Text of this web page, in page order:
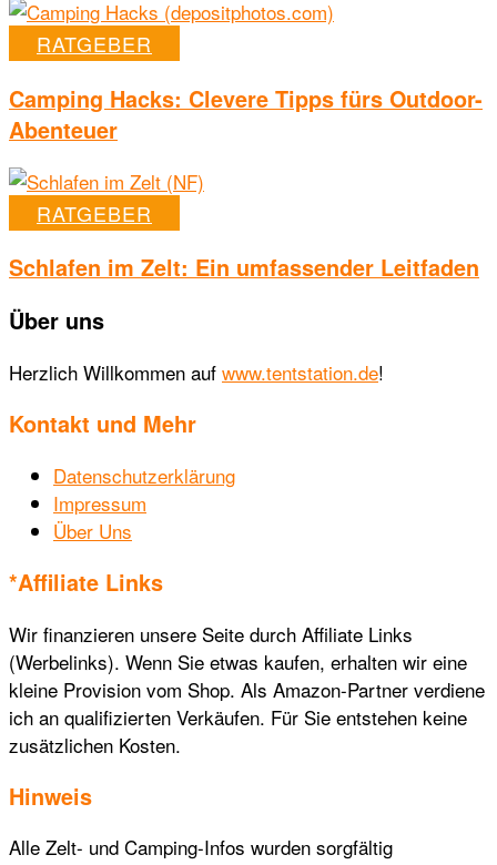
RATGEBER
Camping Hacks: Clevere Tipps fürs Outdoor-
Abenteuer
RATGEBER
Schlafen im Zelt: Ein umfassender Leitfaden
Über uns
Herzlich Willkommen auf www.tentstation.de!
Kontakt und Mehr
Datenschutzerklärung
Impressum
Über Uns
*Affiliate Links
Wir finanzieren unsere Seite durch Affiliate Links
(Werbelinks). Wenn Sie etwas kaufen, erhalten wir eine
kleine Provision vom Shop. Als Amazon-Partner verdiene
ich an qualifizierten Verkäufen. Für Sie entstehen keine
zusätzlichen Kosten.
Hinweis
Alle Zelt- und Camping-Infos wurden sorgfältig